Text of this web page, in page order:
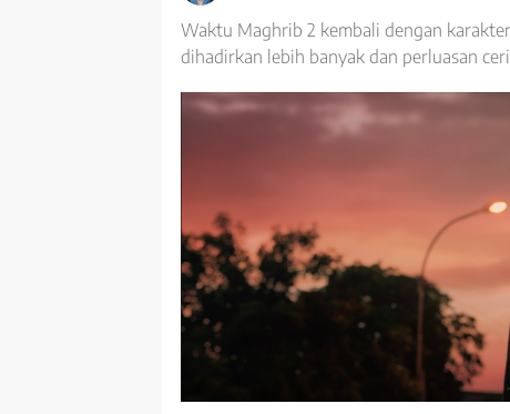
Waktu Maghrib 2 kembali dengan
dihadirkan lebih banyak dan perluasan